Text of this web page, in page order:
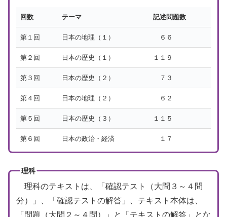
回数 テーマ 記述問題数
第１回 日本の地理（１） ６６
第２回 日本の歴史（１） １１９
第３回 日本の歴史（２） ７３
第４回 日本の地理（２） ６２
第５回 日本の歴史（３） １１５
第６回 日本の政治・経済 １７
理科
理科のテキストは、「確認テスト（大問３～４問
分）」、「確認テストの解答」、テキスト本体は、
「問題（大問２～４問）」と「テキストの解答」とな